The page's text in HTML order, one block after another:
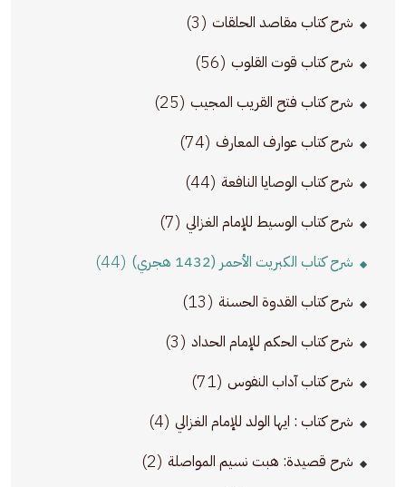
شرح كتاب مقاصد الحلقات (3)
شرح كتاب قوت القلوب (56)
شرح كتاب فتح القريب المجيب (25)
شرح كتاب عوارف المعارف (74)
شرح كتاب الوصايا النافعة (44)
شرح كتاب الوسيط للإمام الغزالي (7)
شرح كتاب الكبريت الأحمر (1432 هجري) (44)
شرح كتاب القدوة الحسنة (13)
شرح كتاب الحكم للإمام الحداد (3)
شرح كتاب آداب النفوس (71)
شرح كتاب : ايها الولد للإمام الغزالي (4)
شرح قصيدة: هبت نسيم المواصلة (2)